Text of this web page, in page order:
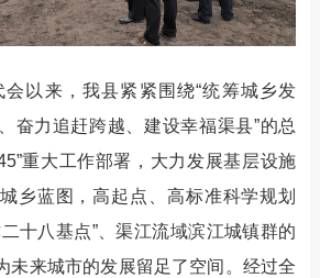
以来，我县紧紧围绕“统筹城乡发
奋力追赶跨越、建设幸福渠县”的总
重大工作部署，大力发展基层设施
乡蓝图，高起点、高标准科学规划
十八基点”、渠江流域滨江城镇群的
未来城市的发展留足了空间。经过全